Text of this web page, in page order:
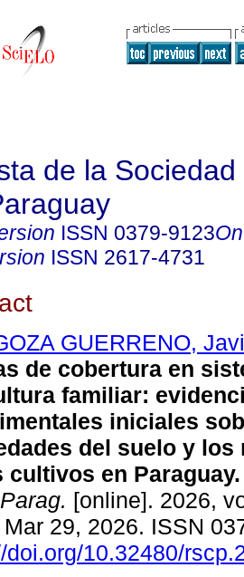
de la
ISSN 0379-9123
ISSN 2617-4731
GUERRENO,
de cobertura en
familiar:
iniciales
del suelo y los
cultivos en Paraguay.
[online]. 2026,
Mar 29, 2026. ISSN
doi.org/10.32480/